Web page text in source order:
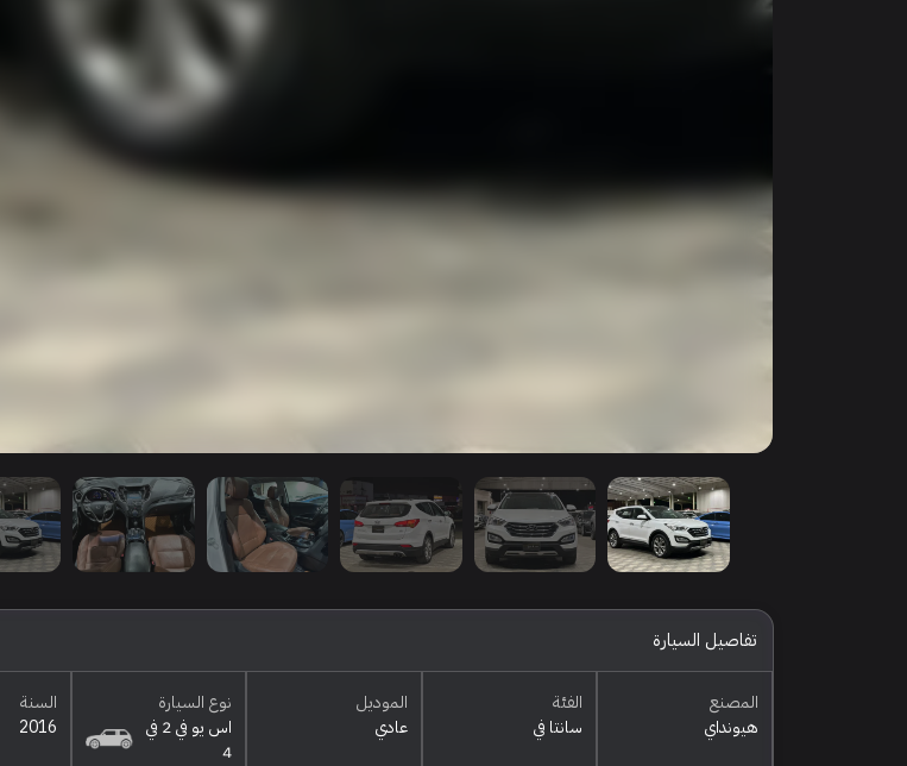
تفاصيل السيارة
المصنع
هيونداي
الفئة
سانتا في
الموديل
عادي
نوع السيارة
اس يو في 2 في
4
السنة
2016